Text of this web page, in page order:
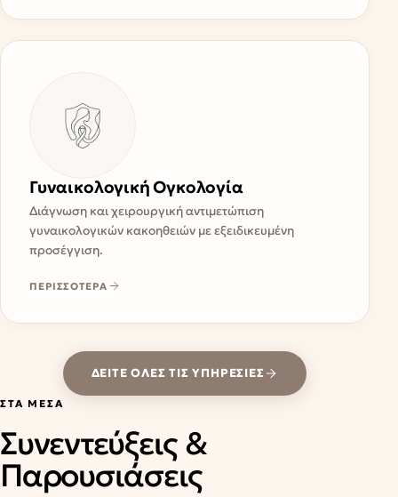
Γυναικολογική Ογκολογία
Διάγνωση και χειρουργική αντιμετώπιση
γυναικολογικών κακοηθειών με εξειδικευμένη
προσέγγιση.
ΠΕΡΙΣΣΟΤΕΡΑ
ΔΕΊΤΕ ΌΛΕΣ ΤΙΣ ΥΠΗΡΕΣΊΕΣ
ΣΤΑ ΜΈΣΑ
Συνεντεύξεις &
Παρουσιάσεις